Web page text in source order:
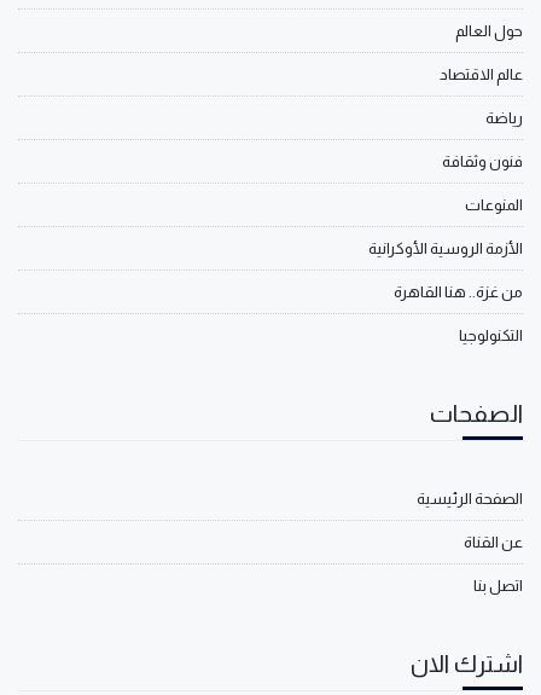
حول العالم
عالم الاقتصاد
رياضة
فنون وثقافة
المنوعات
الأزمة الروسية الأوكرانية
من غزة.. هنا القاهرة
التكنولوجيا
الصفحات
الصفحة الرئيسية
عن القناة
اتصل بنا
اشترك الان